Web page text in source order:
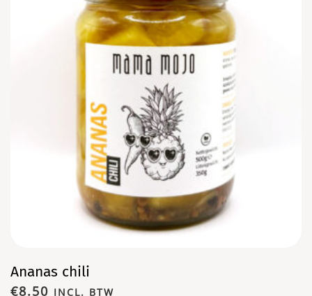
Ananas chili
€8.50 INCL. BTW